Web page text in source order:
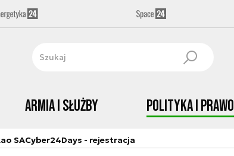
Armia i Służby Polityka i prawo
SACyber24Days - rejestracja